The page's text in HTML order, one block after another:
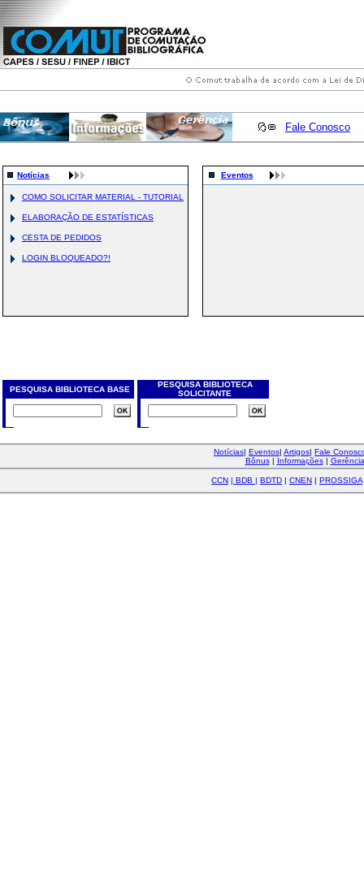
Fale Conosco
Notícias
COMO SOLICITAR MATERIAL - TUTORIAL
ELABORAÇÃO DE ESTATÍSTICAS
CESTA DE PEDIDOS
LOGIN BLOQUEADO?!
Eventos
PESQUISA BIBLIOTECA BASE
PESQUISA BIBLIOTECA
SOLICITANTE
Notícias| Eventos| Artigos| Fale
Bônus| Informações| Gerência
CCN | BDB | BDTD | CNEN | PROSSIGA